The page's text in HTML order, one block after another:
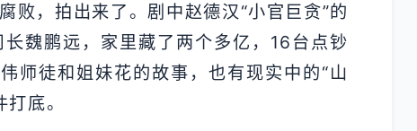
败，拍出来了。剧中赵德汉“小官巨贪”的
魏鹏远，家里藏了两个多亿，16台点钞
师徒和姐妹花的故事，也有现实中的“山
底。